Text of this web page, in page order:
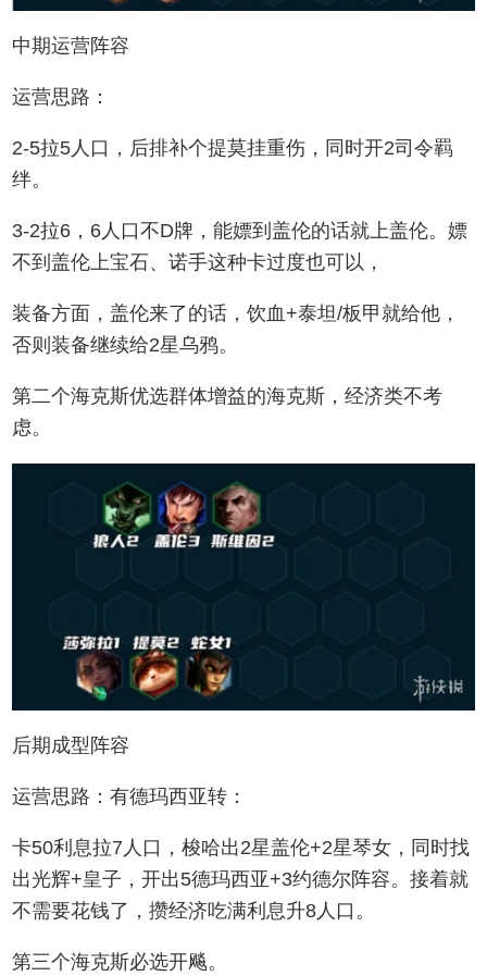
中期运营阵容
运营思路：
2-5拉5人口，后排补个提莫挂重伤，同时开2司令羁
绊。
3-2拉6，6人口不D牌，能嫖到盖伦的话就上盖伦。嫖
不到盖伦上宝石、诺手这种卡过度也可以，
装备方面，盖伦来了的话，饮血+泰坦/板甲就给他，
否则装备继续给2星乌鸦。
第二个海克斯优选群体增益的海克斯，经济类不考
虑。
后期成型阵容
运营思路：有德玛西亚转：
卡50利息拉7人口，梭哈出2星盖伦+2星琴女，同时找
出光辉+皇子，开出5德玛西亚+3约德尔阵容。接着就
不需要花钱了，攒经济吃满利息升8人口。
第三个海克斯必选开飚。